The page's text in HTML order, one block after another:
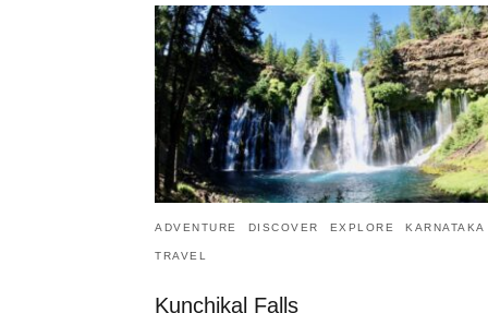
ADVENTURE DISCOVER EXPLORE KARNATAKA
TRAVEL
Kunchikal Falls